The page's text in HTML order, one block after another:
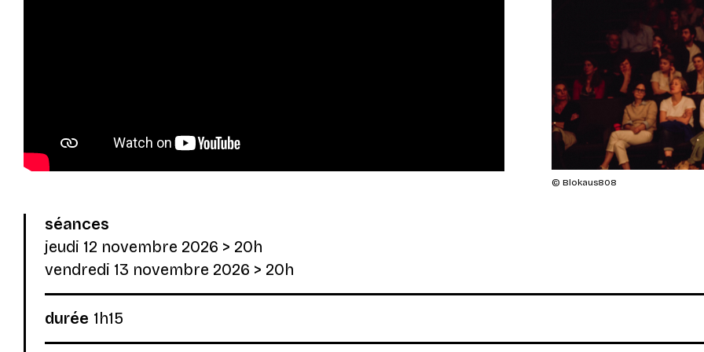
© Blokaus808
séances
jeudi 12 novembre 2026 > 20h
vendredi 13 novembre 2026 > 20h
durée 1h15